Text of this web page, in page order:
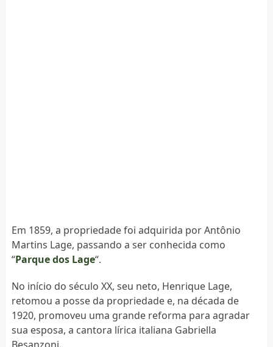
Em 1859, a propriedade foi adquirida por Antônio
Martins Lage, passando a ser conhecida como
“Parque dos Lage“.
No início do século XX, seu neto, Henrique Lage,
retomou a posse da propriedade e, na década de
1920, promoveu uma grande reforma para agradar
sua esposa, a cantora lírica italiana Gabriella
Besanzoni.